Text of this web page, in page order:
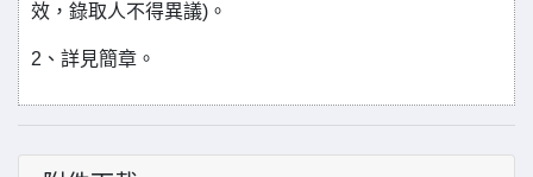
效，錄取人不得異議)。
2、詳見簡章。